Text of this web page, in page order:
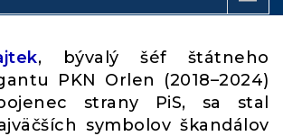
, bývalý šéf štátneho
PKN Orlen (2018–2024)
strany PiS, sa stal
symbolov škandálov